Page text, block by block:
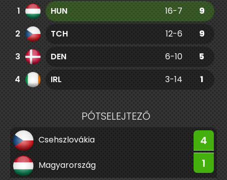
1 HUN 16-7
9
2
TCH 12-6
9
3
DEN 6-10
5
4
IRL 3-14 1
PÓTSELEJTEZŐ
Csehszlovákia 4
Magyarország 1